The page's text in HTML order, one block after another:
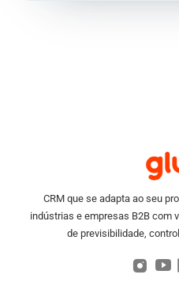
CRM que se adapta ao seu
indústrias e empresas B2B com
de previsibilidade,